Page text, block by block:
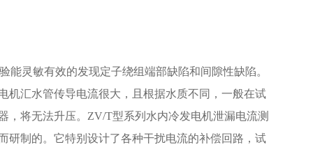
能灵敏有效的发现定子绕组端部缺陷和间隙性缺陷。
机汇水管传导电流很大，且根据水质不同，一般在试
，将无法升压。ZV/T型系列水内冷发电机泄漏电流测
研制的。它特别设计了各种干扰电流的补偿回路，试